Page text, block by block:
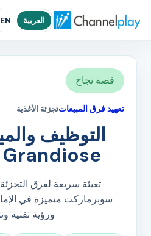
الصفحة الرئيسية لتشانلبلاي EN العربية
قصة نجاح
تعهيد فرق المبيعاتتجزئة الأغذية
التوظيف
Grandiose في الإمارات
تعبئة سريعة لفرق
ورؤية تقنية